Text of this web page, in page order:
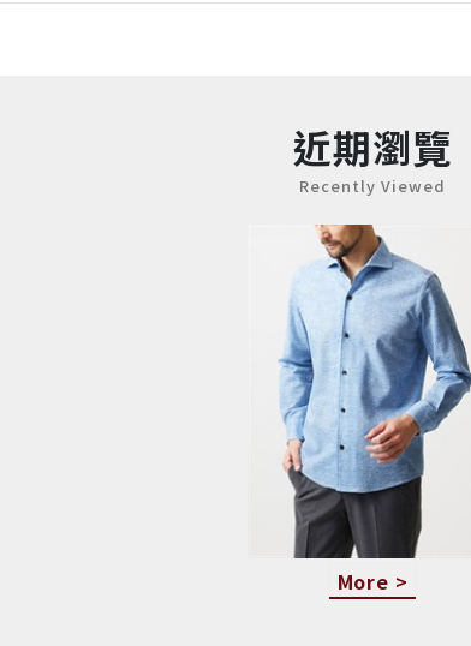
近期瀏覽
Recently Viewed
More >